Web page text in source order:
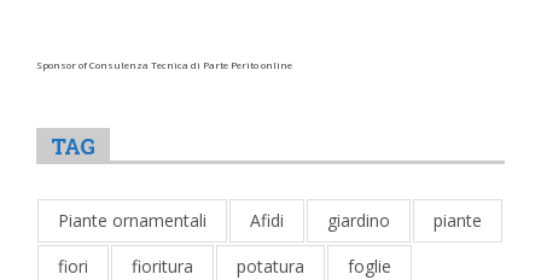
Sponsor of Consulenza Tecnica di Parte Perito online
TAG
Piante ornamentali Afidi giardino
piante
fiori
fioritura potatura
foglie